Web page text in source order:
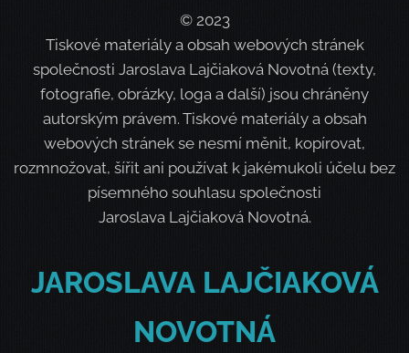
© 2023
Tiskové materiály a obsah webových stránek
společnosti Jaroslava Lajčiaková Novotná (texty,
fotografie, obrázky, loga a další) jsou chráněny
autorským právem. Tiskové materiály a obsah
webových stránek se nesmí měnit, kopírovat,
rozmnožovat, šířit ani používat k jakémukoli účelu bez
písemného souhlasu společnosti
Jaroslava Lajčiaková Novotná.
JAROSLAVALAJČIAKOVÁ
NOVOTNÁ